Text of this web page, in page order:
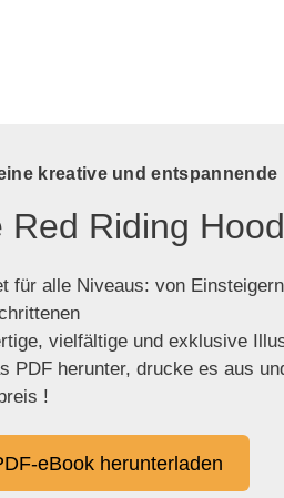
kreative und entspannende
Red Riding
für alle Niveaus: von
vielfältige und exklusive
PDF herunter, drucke es aus
!
eBook herunterladen